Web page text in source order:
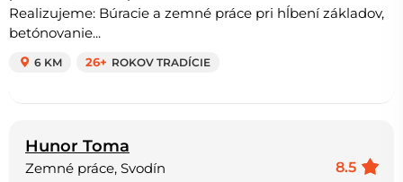
Realizujeme: Búracie a zemné práce pri hĺbení základov,
betónovanie...
6 KM 26+ ROKOV TRADÍCIE
Hunor Toma
8.5
Zemné práce, Svodín